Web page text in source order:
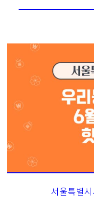
서울특별